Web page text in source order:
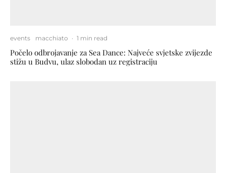
events macchiato · 1 min read
Počelo odbrojavanje za Sea Dance: Najveće svjetske zvijezde
stižu u Budvu, ulaz slobodan uz registraciju